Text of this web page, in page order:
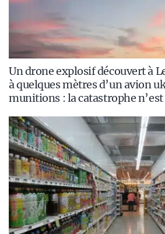
Un drone explosif découvert à
à quelques mètres d’un avion
munitions : la catastrophe n’est